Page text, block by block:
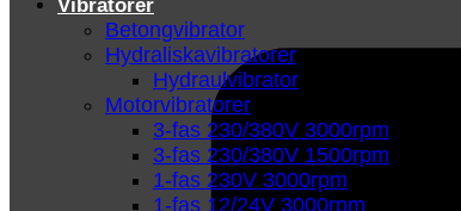
Vibratorer
Betongvibrator
Hydraliskavibratorer
Hydraulvibrator
Motorvibratorer
3-fas 230/380V 3000rpm
3-fas 230/380V 1500rpm
1-fas 230V 3000rpm
1-fas 12/24V 3000rpm